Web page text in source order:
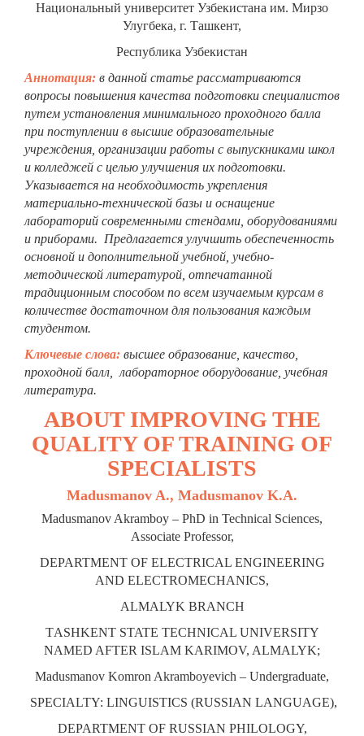
Национальный университет Узбекистана им. Мирзо
Улугбека, г. Ташкент,
Республика Узбекистан
Аннотация: в данной статье рассматриваются
вопросы повышения качества подготовки специалистов
путем установления минимального проходного балла
при поступлении в высшие образовательные
учреждения, организации работы с выпускниками школ
и колледжей с целью улучшения их подготовки.
Указывается на необходимость укрепления
материально-технической базы и оснащение
лабораторий современными стендами, оборудованиями
и приборами. Предлагается улучшить обеспеченность
основной и дополнительной учебной, учебно-
методической литературой, отпечатанной
традиционным способом по всем изучаемым курсам в
количестве достаточном для пользования каждым
студентом.
Ключевые слова: высшее образование, качество,
проходной балл, лабораторное оборудование, учебная
литература.
ABOUT IMPROVING THE
QUALITY OF TRAINING OF
SPECIALISTS
Madusmanov A., Madusmanov K.A.
Madusmanov Akramboy – PhD in Technical Sciences,
Associate Professor,
DEPARTMENT OF ELECTRICAL ENGINEERING
AND ELECTROMECHANICS,
ALMALYK BRANCH
ТASHKENT STATE TECHNICAL UNIVERSITY
NAMED AFTER ISLAM KARIMOV, ALMALYK;
Madusmanov Komron Akramboyevich – Undergraduate,
SPECIALTY: LINGUISTICS (RUSSIAN LANGUAGE),
DEPARTMENT OF RUSSIAN PHILOLOGY,